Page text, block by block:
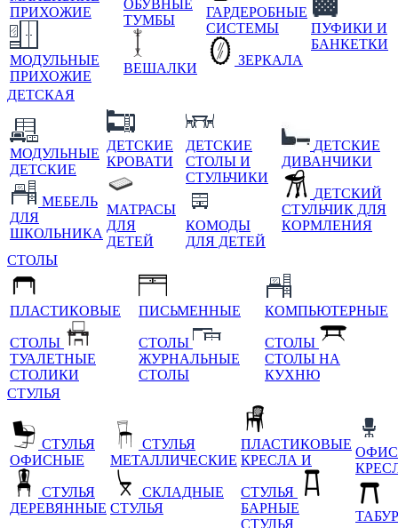
ПРИХОЖИЕ
МОДУЛЬНЫЕ
ПРИХОЖИЕ
ОБУВНЫЕ
ТУМБЫ
ВЕШАЛКИ
ГАРДЕРОБНЫЕ
СИСТЕМЫ
ЗЕРКАЛА
ПУФИКИ И
БАНКЕТКИ
ДЕТСКАЯ
МОДУЛЬНЫЕ
ДЕТСКИЕ
МЕБЕЛЬ
ДЛЯ
ШКОЛЬНИКА
ДЕТСКИЕ
КРОВАТИ
МАТРАСЫ
ДЛЯ
ДЕТЕЙ
ДЕТСКИЕ
СТОЛЫ И
СТУЛЬЧИКИ
КОМОДЫ
ДЛЯ ДЕТЕЙ
ДЕТСКИЕ
ДИВАНЧИКИ
ДЕТСКИЙ
СТУЛЬЧИК ДЛЯ
КОРМЛЕНИЯ
СТОЛЫ
ПЛАСТИКОВЫЕ
СТОЛЫ
ТУАЛЕТНЫЕ
СТОЛИКИ
ПИСЬМЕННЫЕ
СТОЛЫ
ЖУРНАЛЬНЫЕ
СТОЛЫ
КОМПЬЮТЕРНЫЕ
СТОЛЫ
СТОЛЫ НА
КУХНЮ
СТУЛЬЯ
СТУЛЬЯ
ОФИСНЫЕ
СТУЛЬЯ
ДЕРЕВЯННЫЕ
СТУЛЬЯ
МЕТАЛЛИЧЕСКИЕ
СКЛАДНЫЕ
СТУЛЬЯ
ПЛАСТИКОВЫЕ
КРЕСЛА И
СТУЛЬЯ
БАРНЫЕ
СТУЛЬЯ